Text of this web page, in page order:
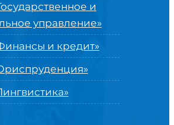
и
управление»
и кредит»